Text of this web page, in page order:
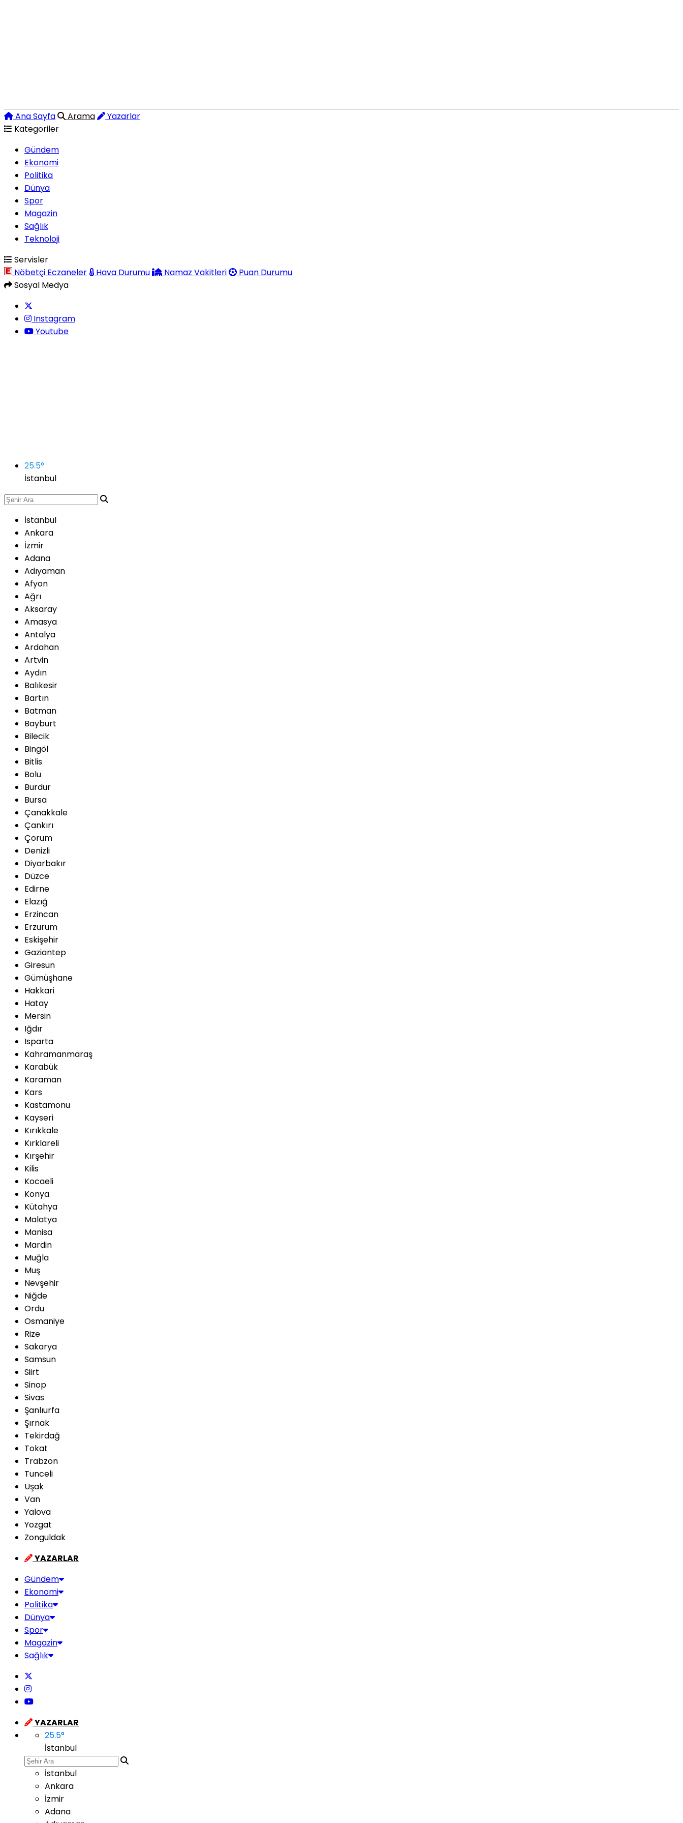
Ana Sayfa Arama
Yazarlar
Kategoriler
Gündem
Ekonomi
Politika
Dünya
Spor
Magazin
Sağlık
Teknoloji
Servisler
Nöbetçi Eczaneler
Hava Durumu Namaz Vakitleri
Puan Durumu
Sosyal Medya
Instagram
Youtube
25.5°
İstanbul
İstanbul
Ankara
İzmir
Adana
Adıyaman
Afyon
Ağrı
Aksaray
Amasya
Antalya
Ardahan
Artvin
Aydın
Balıkesir
Bartın
Batman
Bayburt
Bilecik
Bingöl
Bitlis
Bolu
Burdur
Bursa
Çanakkale
Çankırı
Çorum
Denizli
Diyarbakır
Düzce
Edirne
Elazığ
Erzincan
Erzurum
Eskişehir
Gaziantep
Giresun
Gümüşhane
Hakkari
Hatay
Mersin
Iğdır
Isparta
Kahramanmaraş
Karabük
Karaman
Kars
Kastamonu
Kayseri
Kırıkkale
Kırklareli
Kırşehir
Kilis
Kocaeli
Konya
Kütahya
Malatya
Manisa
Mardin
Muğla
Muş
Nevşehir
Niğde
Ordu
Osmaniye
Rize
Sakarya
Samsun
Siirt
Sinop
Sivas
Şanlıurfa
Şırnak
Tekirdağ
Tokat
Trabzon
Tunceli
Uşak
Van
Yalova
Yozgat
Zonguldak
YAZARLAR
Gündem
Ekonomi
Politika
Dünya
Spor
Magazin
Sağlık
YAZARLAR
25.5°
İstanbul
İstanbul
Ankara
İzmir
Adana